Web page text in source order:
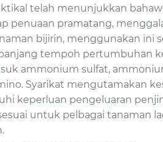
telah menunjukkan
penuaan pramatang,
bijirin, menggunakan ini
tempoh pertumbuhan
ammonium sulfat,
Syarikat mengutamakan
keperluan pengeluaran
untuk pelbagai tanaman